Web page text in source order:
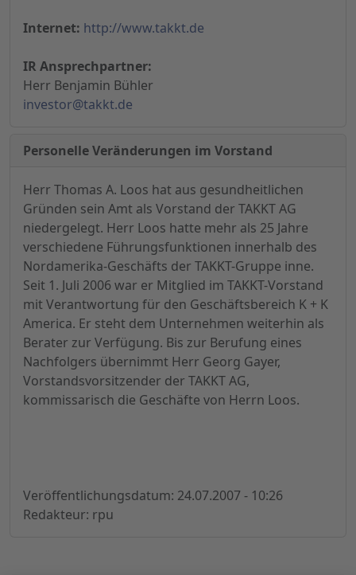
Internet: http://www.takkt.de
IR Ansprechpartner:
Herr Benjamin Bühler
investor@takkt.de
Personelle Veränderungen im Vorstand
Herr Thomas A. Loos hat aus gesundheitlichen
Gründen sein Amt als Vorstand der TAKKT AG
niedergelegt. Herr Loos hatte mehr als 25 Jahre
verschiedene Führungsfunktionen innerhalb des
Nordamerika-Geschäfts der TAKKT-Gruppe inne.
Seit 1. Juli 2006 war er Mitglied im TAKKT-Vorstand
mit Verantwortung für den Geschäftsbereich K + K
America. Er steht dem Unternehmen weiterhin als
Berater zur Verfügung. Bis zur Berufung eines
Nachfolgers übernimmt Herr Georg Gayer,
Vorstandsvorsitzender der TAKKT AG,
kommissarisch die Geschäfte von Herrn Loos.
Veröffentlichungsdatum: 24.07.2007 - 10:26
Redakteur: rpu